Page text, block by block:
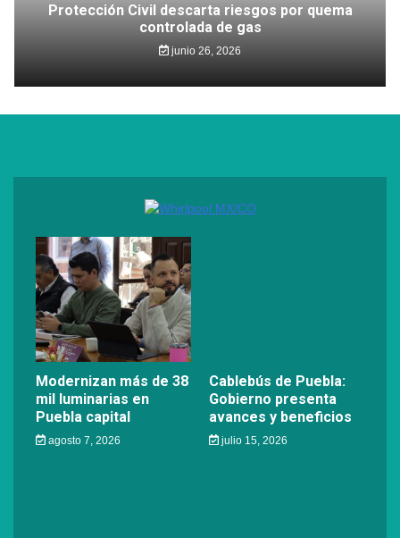
Protección Civil descarta riesgos por quema
controlada de gas
junio 26, 2026
Modernizan más de 38
mil luminarias en
Puebla capital
agosto 7, 2026
Cablebús de Puebla:
Gobierno presenta
avances y beneficios
julio 15, 2026